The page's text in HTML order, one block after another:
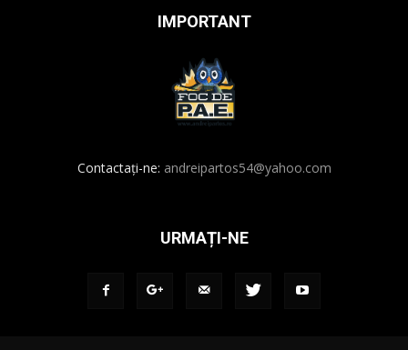
IMPORTANT
Contactați-ne: andreipartos54@yahoo.com
URMAȚI-NE